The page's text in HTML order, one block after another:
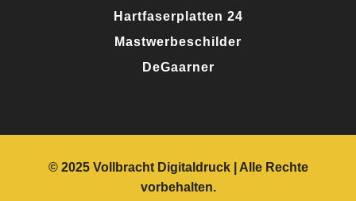
Hartfaserplatten 24
Mastwerbeschilder
DeGaarner
© 2025 Vollbracht Digitaldruck| Alle Rechte
vorbehalten.